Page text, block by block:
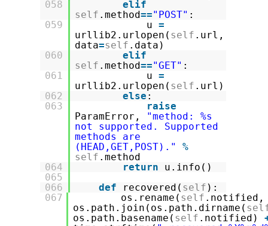
058
elif
self .method=="POST" :
059
u =
urllib2.urlopen( self .url,
data=self .data)
060
elif
self .method=="GET" :
061
u =
urllib2.urlopen( self .url)
062
else :
063
raise
ParamError,
"method: %s
not supported. Supported
methods are
(HEAD,GET,POST)."
%
self .method
064
return
u.info()
065
066
def recovered( self ):
067
os.rename( self .notified,
os.path.join(os.path.dirname(
os.path.basename( self .notified)